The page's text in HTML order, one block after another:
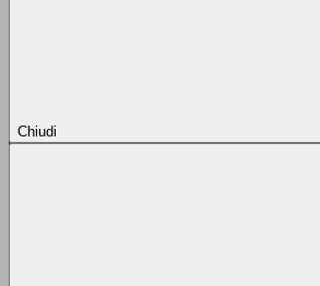
Chiudi